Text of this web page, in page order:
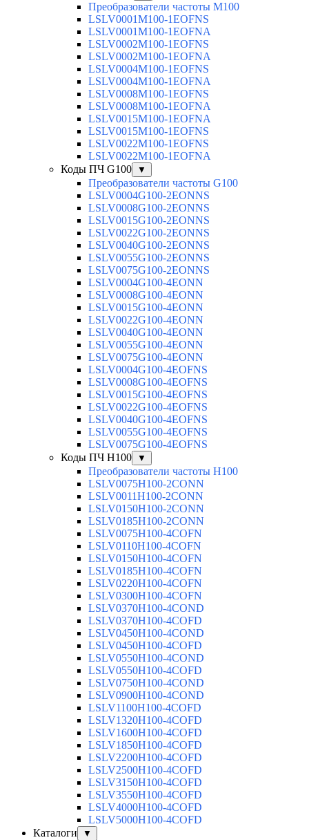
Преобразователи частоты M100
LSLV0001M100-1EOFNS
LSLV0001M100-1EOFNA
LSLV0002M100-1EOFNS
LSLV0002M100-1EOFNA
LSLV0004M100-1EOFNS
LSLV0004M100-1EOFNA
LSLV0008M100-1EOFNS
LSLV0008M100-1EOFNA
LSLV0015M100-1EOFNA
LSLV0015M100-1EOFNS
LSLV0022M100-1EOFNS
LSLV0022M100-1EOFNA
Коды ПЧ G100
▼
Преобразователи частоты G100
LSLV0004G100-2EONNS
LSLV0008G100-2EONNS
LSLV0015G100-2EONNS
LSLV0022G100-2EONNS
LSLV0040G100-2EONNS
LSLV0055G100-2EONNS
LSLV0075G100-2EONNS
LSLV0004G100-4EONN
LSLV0008G100-4EONN
LSLV0015G100-4EONN
LSLV0022G100-4EONN
LSLV0040G100-4EONN
LSLV0055G100-4EONN
LSLV0075G100-4EONN
LSLV0004G100-4EOFNS
LSLV0008G100-4EOFNS
LSLV0015G100-4EOFNS
LSLV0022G100-4EOFNS
LSLV0040G100-4EOFNS
LSLV0055G100-4EOFNS
LSLV0075G100-4EOFNS
Коды ПЧ H100
▼
Преобразователи частоты H100
LSLV0075H100-2CONN
LSLV0011H100-2CONN
LSLV0150H100-2CONN
LSLV0185H100-2CONN
LSLV0075H100-4COFN
LSLV0110H100-4COFN
LSLV0150H100-4COFN
LSLV0185H100-4COFN
LSLV0220H100-4COFN
LSLV0300H100-4COFN
LSLV0370H100-4COND
LSLV0370H100-4COFD
LSLV0450H100-4COND
LSLV0450H100-4COFD
LSLV0550H100-4COND
LSLV0550H100-4COFD
LSLV0750H100-4COND
LSLV0900H100-4COND
LSLV1100H100-4COFD
LSLV1320H100-4COFD
LSLV1600H100-4COFD
LSLV1850H100-4COFD
LSLV2200H100-4COFD
LSLV2500H100-4COFD
LSLV3150H100-4COFD
LSLV3550H100-4COFD
LSLV4000H100-4COFD
LSLV5000H100-4COFD
Каталоги
▼